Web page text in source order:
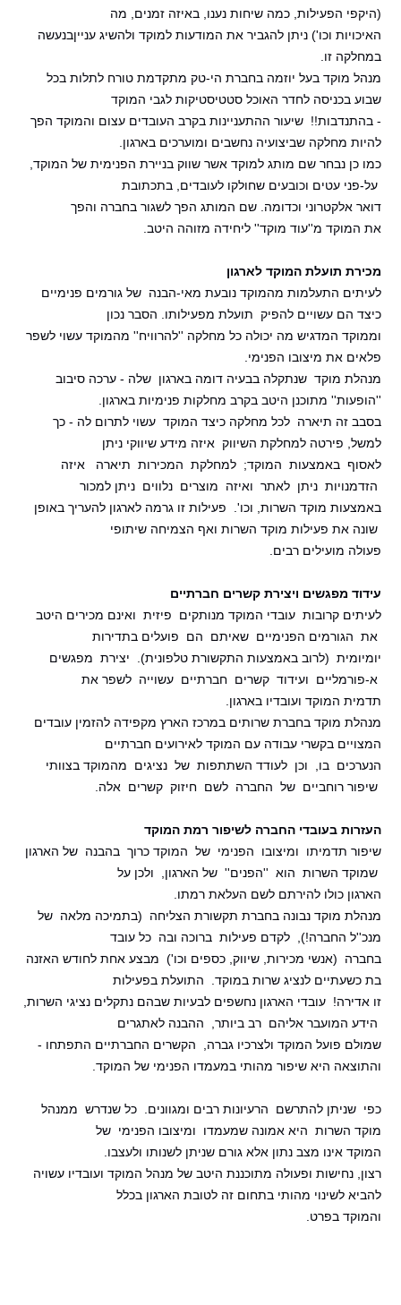
(היקפי הפעילות, כמה שיחות נענו, באיזה זמנים, מה
האיכויות וכו') ניתן להגביר את המודעות למוקד ולהשיג ענייןבנעשה
במחלקה זו.
מנהל מוקד בעל יוזמה בחברת הי-טק מתקדמת טורח לתלות בכל
שבוע בכניסה לחדר האוכל סטטיסטיקות לגבי המוקד
- בהתנדבות!! שיעור ההתעניינות בקרב העובדים עצום והמוקד הפך
להיות מחלקה שביצועיה נחשבים ומוערכים בארגון.
כמו כן נבחר שם מותג למוקד אשר שווק בניירת הפנימית של המוקד,
על-פני עטים וכובעים שחולקו לעובדים, בתכתובת
דואר אלקטרוני וכדומה. שם המותג הפך לשגור בחברה והפך
את המוקד מ''עוד מוקד'' ליחידה מזוהה היטב.
מכירת תועלת המוקד לארגון
לעיתים התעלמות מהמוקד נובעת מאי-הבנה של גורמים פנימיים
כיצד הם עשויים להפיק תועלת מפעילותו. הסבר נכון
וממוקד המדגיש מה יכולה כל מחלקה ''להרוויח'' מהמוקד עשוי לשפר
פלאים את מיצובו הפנימי.
מנהלת מוקד שנתקלה בבעיה דומה בארגון שלה - ערכה סיבוב
''הופעות'' מתוכנן היטב בקרב מחלקות פנימיות בארגון.
בסבב זה תיארה לכל מחלקה כיצד המוקד עשוי לתרום לה - כך
למשל, פירטה למחלקת השיווק איזה מידע שיווקי ניתן
לאסוף באמצעות המוקד; למחלקת המכירות תיארה איזה
הזדמנויות ניתן לאתר ואיזה מוצרים נלווים ניתן למכור
באמצעות מוקד השרות, וכו'. פעילות זו גרמה לארגון להעריך באופן
שונה את פעילות מוקד השרות ואף הצמיחה שיתופי
פעולה מועילים רבים.
עידוד מפגשים ויצירת קשרים חברתיים
לעיתים קרובות עובדי המוקד מנותקים פיזית ואינם מכירים היטב
את הגורמים הפנימיים שאיתם הם פועלים בתדירות
יומיומית (לרוב באמצעות התקשורת טלפונית). יצירת מפגשים
א-פורמליים ועידוד קשרים חברתיים עשוייה לשפר את
תדמית המוקד ועובדיו בארגון.
מנהלת מוקד בחברת שרותים במרכז הארץ מקפידה להזמין עובדים
המצויים בקשרי עבודה עם המוקד לאירועים חברתיים
הנערכים בו, וכן לעודד השתתפות של נציגים מהמוקד בצוותי
שיפור רוחביים של החברה לשם חיזוק קשרים אלה.
העזרות בעובדי החברה לשיפור רמת המוקד
שיפור תדמיתו ומיצובו הפנימי של המוקד כרוך בהבנה של הארגון
שמוקד השרות הוא ''הפנים'' של הארגון, ולכן על
הארגון כולו להירתם לשם העלאת רמתו.
מנהלת מוקד נבונה בחברת תקשורת הצליחה (בתמיכה מלאה של
מנכ''ל החברה!), לקדם פעילות ברוכה ובה כל עובד
בחברה (אנשי מכירות, שיווק, כספים וכו') מבצע אחת לחודש האזנה
בת כשעתיים לנציג שרות במוקד. התועלת בפעילות
זו אדירה! עובדי הארגון נחשפים לבעיות שבהם נתקלים נציגי השרות,
הידע המועבר אליהם רבביותר, ההבנה לאתגרים
שמולם פועל המוקד ולצרכיו גברה, הקשרים החברתיים התפתחו -
והתוצאה היא שיפור מהותי במעמדו הפנימי של המוקד.
כפי שניתן להתרשם הרעיונות רבים ומגוונים. כל שנדרש ממנהל
מוקד השרות היא אמונה שמעמדו ומיצובו הפנימי של
המוקד אינו מצב נתון אלא גורם שניתן לשנותו ולעצבו.
רצון, נחישות ופעולה מתוכננת היטב של מנהל המוקד ועובדיו עשויה
להביא לשינוי מהותי בתחום זה לטובת הארגון בכלל
והמוקד בפרט.